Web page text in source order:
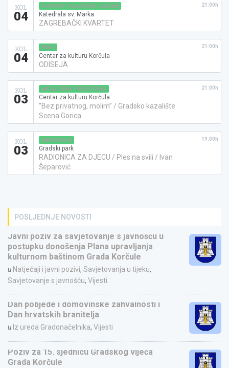
KOL
04
KONCERT KLASIČNE GLAZBE
Katedrala sv. Marka
ZAGREBAČKI KVARTET
21:00h
KOL
04
KINO
Centar za kulturu Korčula
ODISEJA
21:00h
KOL
03
KAZALIŠNA PREDSTAVA
Centar za kulturu Korčula
“Bez privatnog, molim” / Gradsko kazalište
Scena Gorica
21:00h
KOL
03
RADIONICA
Gradski park
RADIONICA ZA DJECU / Ples na svili / Ivan
Šeparović
19:00h
POSLJEDNJE NOVOSTI
Javni poziv za savjetovanje s javnošću u
postupku donošenja Plana upravljanja
kulturnom baštinom Grada Korčule
u Natječaji i javni pozivi, Savjetovanja u tijeku,
Savjetovanje s javnošću, Vijesti
Dan pobjede i domovinske zahvalnosti i
Dan hrvatskih branitelja
u Iz ureda Gradonačelnika, Vijesti
Poziv za 15. sjednicu Gradskog vijeća
Grada Korčule